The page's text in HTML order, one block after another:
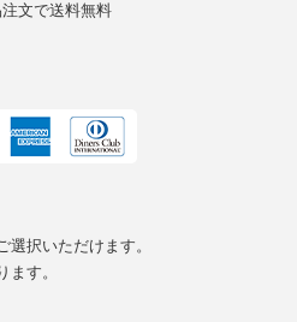
文で送料無料
択いただけます。
す。